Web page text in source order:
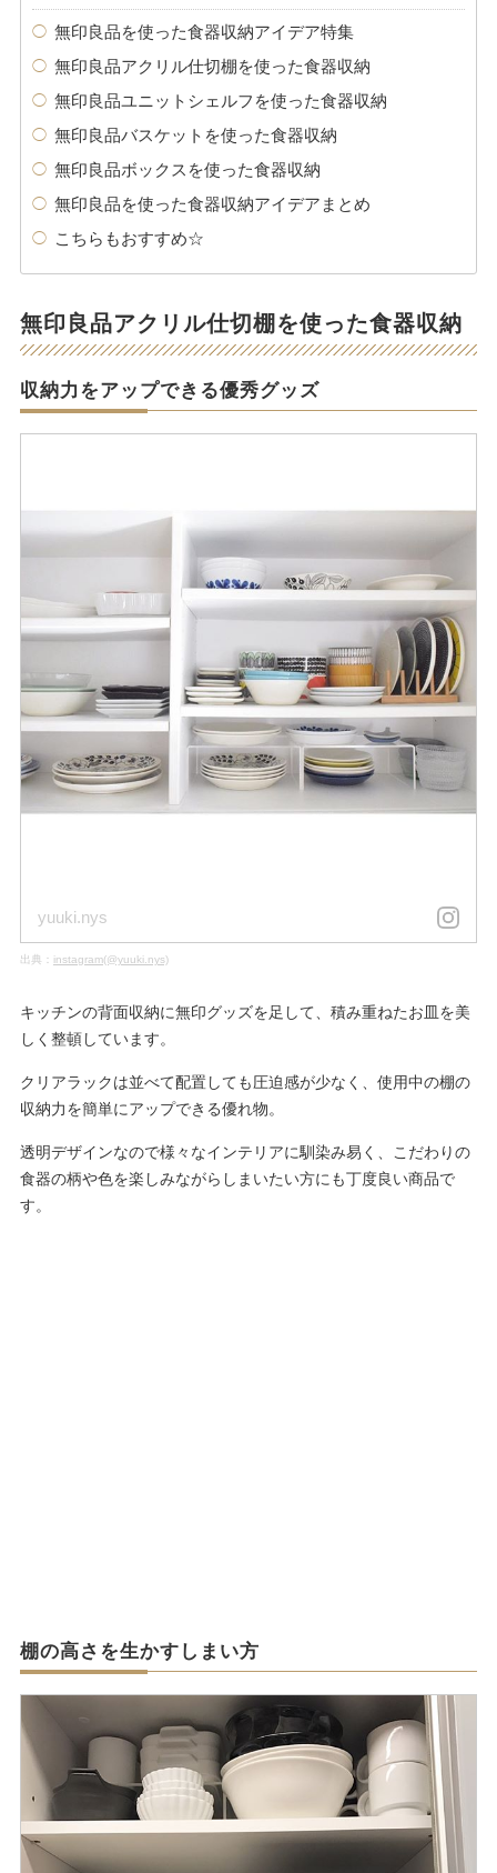
無印良品を使った食器収納アイデア特集
無印良品アクリル仕切棚を使った食器収納
無印良品ユニットシェルフを使った食器収納
無印良品バスケットを使った食器収納
無印良品ボックスを使った食器収納
無印良品を使った食器収納アイデアまとめ
こちらもおすすめ☆
無印良品アクリル仕切棚を使った食器収納
収納力をアップできる優秀グッズ
yuuki.nys
出典： instagram(@yuuki.nys)
キッチンの背面収納に無印グッズを足して、積み重ねたお皿を美
しく整頓しています。
クリアラックは並べて配置しても圧迫感が少なく、使用中の棚の
収納力を簡単にアップできる優れ物。
透明デザインなので様々なインテリアに馴染み易く、こだわりの
食器の柄や色を楽しみながらしまいたい方にも丁度良い商品で
す。
棚の高さを生かすしまい方